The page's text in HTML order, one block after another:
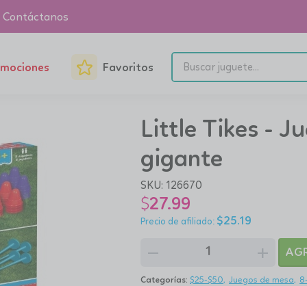
Contáctanos
Favoritos
Little Tikes -
gigante
SKU: 126670
$27.99
$25.19
remove add
Categorías: $25-$50 Juegos de mesa